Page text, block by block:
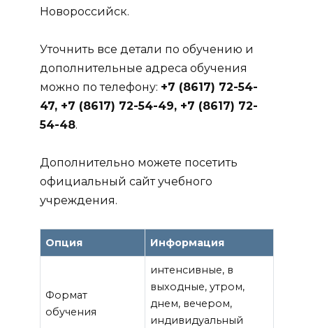
Новороссийск.
Уточнить все детали по обучению и
дополнительные адреса обучения
можно по телефону: +7 (8617) 72-54-
47, +7 (8617) 72-54-49, +7 (8617) 72-
54-48.
Дополнительно можете посетить
официальный сайт учебного
учреждения.
Опция Информация
Формат
обучения
интенсивные, в
выходные, утром,
днем, вечером,
индивидуальный